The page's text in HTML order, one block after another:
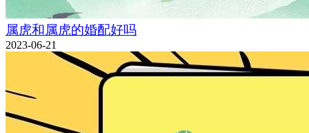
属虎和属虎的婚配好吗
2023-06-21